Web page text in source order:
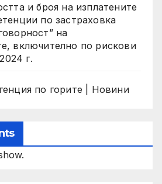
и броя на изплатените
по застраховка
на
включително по рискови
г.
по горите | Новини